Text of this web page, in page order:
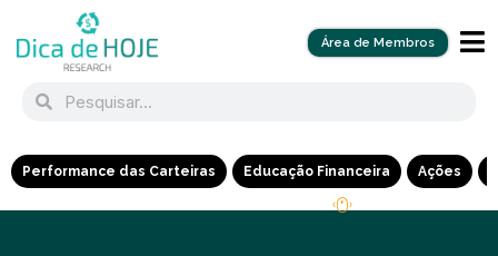
Área de Membros
Performance das Carteiras Educação Financeira Ações